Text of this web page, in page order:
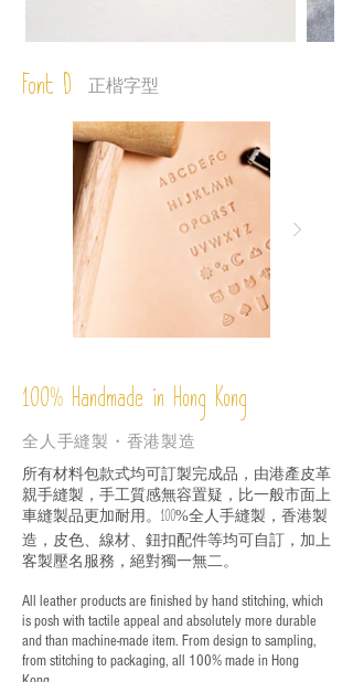
Font D 正楷字型
100% Handmade in Hong Kong
全人手縫製・香港製造
所有材料包款式均可訂製完成品，由港產皮革
親手縫製，手工質感無容置疑，比一般市面上
車縫製品更加耐用。 100%全人手縫製，香港製
造，皮色、線材、鈕扣配件等均可自訂，加上
客製壓名服務，絕對獨一無二。
All leather products are finished by hand stitching, which
is posh with tactile appeal and absolutely more durable
and than machine-made item. From design to sampling,
from stitching to packaging, all 100% made in Hong